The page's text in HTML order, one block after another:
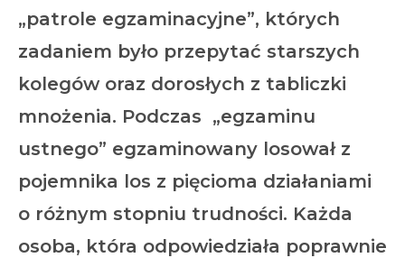
„patrole egzaminacyjne”, których
zadaniem było przepytać starszych
kolegów oraz dorosłych z tabliczki
mnożenia. Podczas „egzaminu
ustnego” egzaminowany losował z
pojemnika los z pięcioma działaniami
o różnym stopniu trudności. Każda
osoba, która odpowiedziała poprawnie